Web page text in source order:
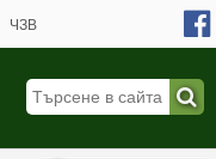
ЧЗВ